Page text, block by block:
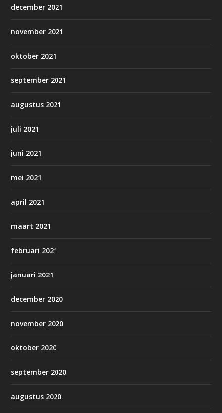
december 2021
november 2021
oktober 2021
september 2021
augustus 2021
juli 2021
juni 2021
mei 2021
april 2021
maart 2021
februari 2021
januari 2021
december 2020
november 2020
oktober 2020
september 2020
augustus 2020